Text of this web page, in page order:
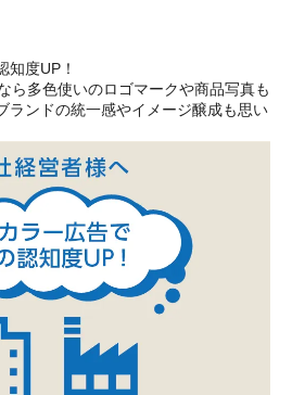
知度UP！
ら多色使いのロゴマークや商品写真も
ランドの統一感やイメージ醸成も思い